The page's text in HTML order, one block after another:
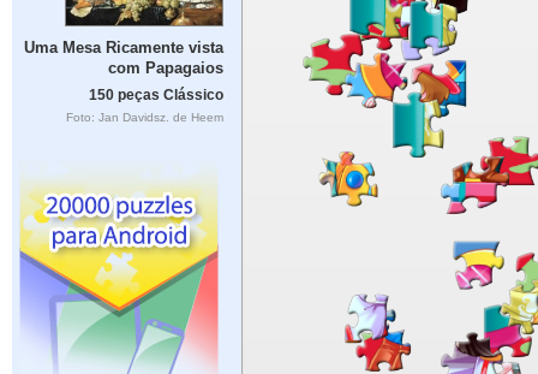
Uma Mesa Ricamente vista
com Papagaios
150 peças Clássico
Foto: Jan Davidsz. de Heem